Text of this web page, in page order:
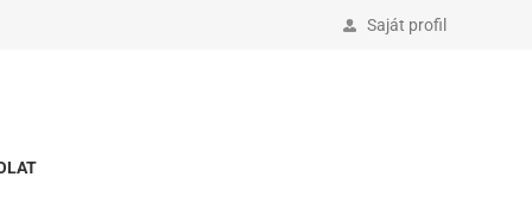
Saját profil